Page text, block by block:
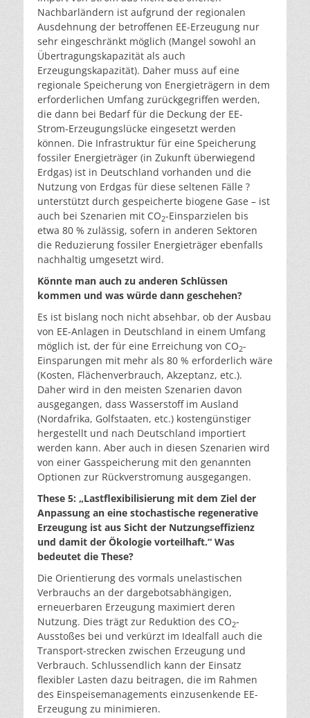
Nachbarländern ist aufgrund der regionalen
Ausdehnung der betroffenen EE-Erzeugung nur
sehr eingeschränkt möglich (Mangel sowohl an
Übertragungskapazität als auch
Erzeugungskapazität). Daher muss auf eine
regionale Speicherung von Energieträgern in dem
erforderlichen Umfang zurückgegriffen werden,
die dann bei Bedarf für die Deckung der EE-
Strom-Erzeugungslücke eingesetzt werden
können. Die Infrastruktur für eine Speicherung
fossiler Energieträger (in Zukunft überwiegend
Erdgas) ist in Deutschland vorhanden und die
Nutzung von Erdgas für diese seltenen Fälle ?
unterstützt durch gespeicherte biogene Gase – ist
auch bei Szenarien mit CO2-Einsparzielen bis
etwa 80 % zulässig, sofern in anderen Sektoren
die Reduzierung fossiler Energieträger ebenfalls
nachhaltig umgesetzt wird.
Könnte man auch zu anderen Schlüssen
kommen und was würde dann geschehen?
Es ist bislang noch nicht absehbar, ob der Ausbau
von EE-Anlagen in Deutschland in einem Umfang
möglich ist, der für eine Erreichung von CO2-
Einsparungen mit mehr als 80 % erforderlich wäre
(Kosten, Flächenverbrauch, Akzeptanz, etc.).
Daher wird in den meisten Szenarien davon
ausgegangen, dass Wasserstoff im Ausland
(Nordafrika, Golfstaaten, etc.) kostengünstiger
hergestellt und nach Deutschland importiert
werden kann. Aber auch in diesen Szenarien wird
von einer Gasspeicherung mit den genannten
Optionen zur Rückverstromung ausgegangen.
These 5: „Lastflexibilisierung mit dem Ziel der
Anpassung an eine stochastische regenerative
Erzeugung ist aus Sicht der Nutzungseffizienz
und damit der Ökologie vorteilhaft.“ Was
bedeutet die These?
Die Orientierung des vormals unelastischen
Verbrauchs an der dargebotsabhängigen,
erneuerbaren Erzeugung maximiert deren
Nutzung. Dies trägt zur Reduktion des CO2-
Ausstoßes bei und verkürzt im Idealfall auch die
Transport-strecken zwischen Erzeugung und
Verbrauch. Schlussendlich kann der Einsatz
flexibler Lasten dazu beitragen, die im Rahmen
des Einspeisemanagements einzusenkende EE-
Erzeugung zu minimieren.